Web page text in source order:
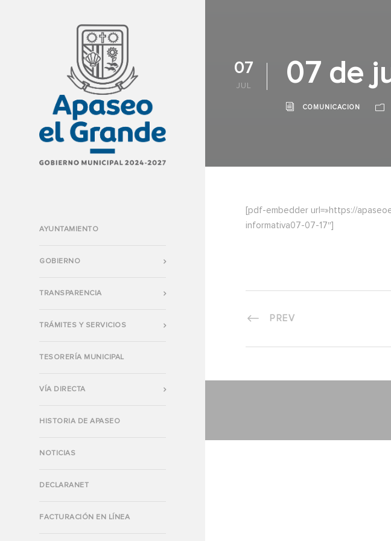
AYUNTAMIENTO
GOBIERNO
TRANSPARENCIA
TRÁMITES Y SERVICIOS
TESORERÍA MUNICIPAL
VÍA DIRECTA
HISTORIA DE APASEO
NOTICIAS
DECLARANET
FACTURACIÓN EN LÍNEA
07
JUL 07 de
COMUNICACION
[pdf-embedder url=»https://
informativa07-07-17″]
PREV